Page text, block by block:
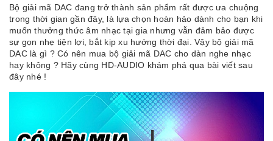
Bộ giải mã DAC đang trở thành sản phẩm rất được ưa chuộng
trong thời gian gần đây, là lựa chọn hoàn hảo dành cho bạn khi
muốn thưởng thức âm nhạc tại gia nhưng vẫn đảm bảo được
sự gọn nhẹ tiện lợi, bắt kịp xu hướng thời đại. Vậy bộ giải mã
DAC là gì ? Có nên mua bộ giải mã DAC cho dàn nghe nhạc
hay không ? Hãy cùng HD-AUDIO khám phá qua bài viết sau
đây nhé !